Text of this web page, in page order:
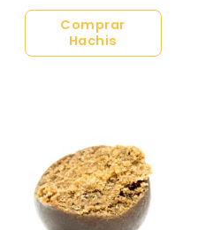
Comprar
Hachis